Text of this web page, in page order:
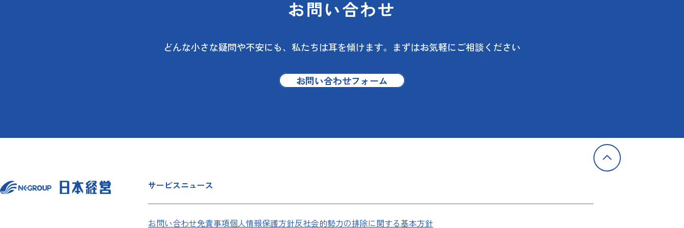
お問い合わせ
どんな小さな疑問や不安にも、 私たちは耳を傾けます。 まずはお気軽にご相談ください
お問い合わせフォーム
サービスニュース
お問い合わせ免責事項個人情報保護方針反社会的勢力の排除に関する基本方針